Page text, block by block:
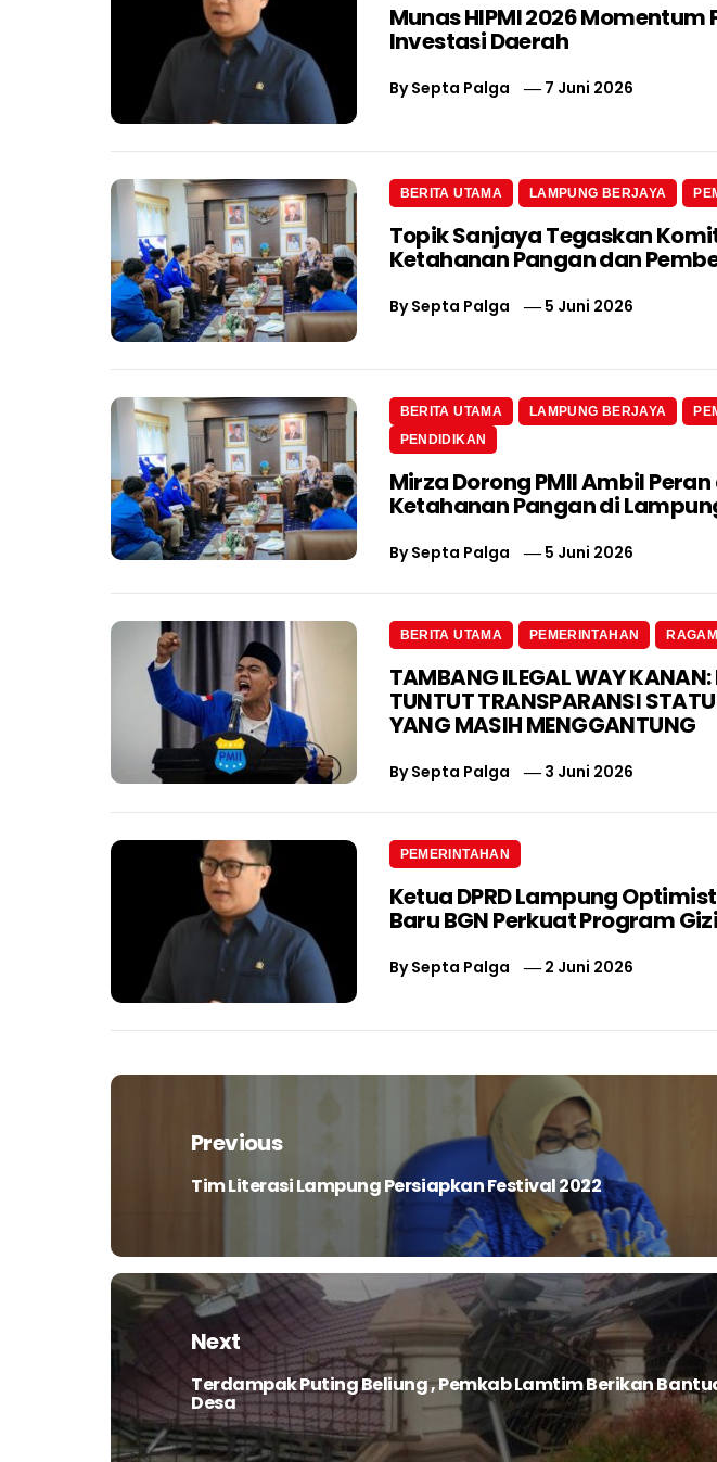
Munas HIPMI 2026 Momentum
Investasi Daerah
BySepta Palga 7 Juni 2026
BERITA UTAMA LAMPUNG BERJAYA
Topik Sanjaya Tegaskan
Ketahanan Pangan dan
BySepta Palga 5 Juni 2026
BERITA UTAMA LAMPUNG BERJAYA
PENDIDIKAN
Mirza Dorong PMII Ambil
Ketahanan Pangan di
BySepta Palga 5 Juni 2026
BERITA UTAMA PEMERINTAHAN RAGAM
TAMBANG ILEGAL WAY KANAN:
TUNTUT TRANSPARANSI
YANG MASIH MENGGANTUNG
BySepta Palga 3 Juni 2026
PEMERINTAHAN
Ketua DPRD Lampung
Baru BGN Perkuat Program
BySepta Palga 2 Juni 2026
Navigasi
Previous
Previous
Tim Literasi Lampung Persiapkan Festival 2022
Next
Next
post:
Terdampak Puting Beliung , Pemkab Lamtim Berikan
Desa